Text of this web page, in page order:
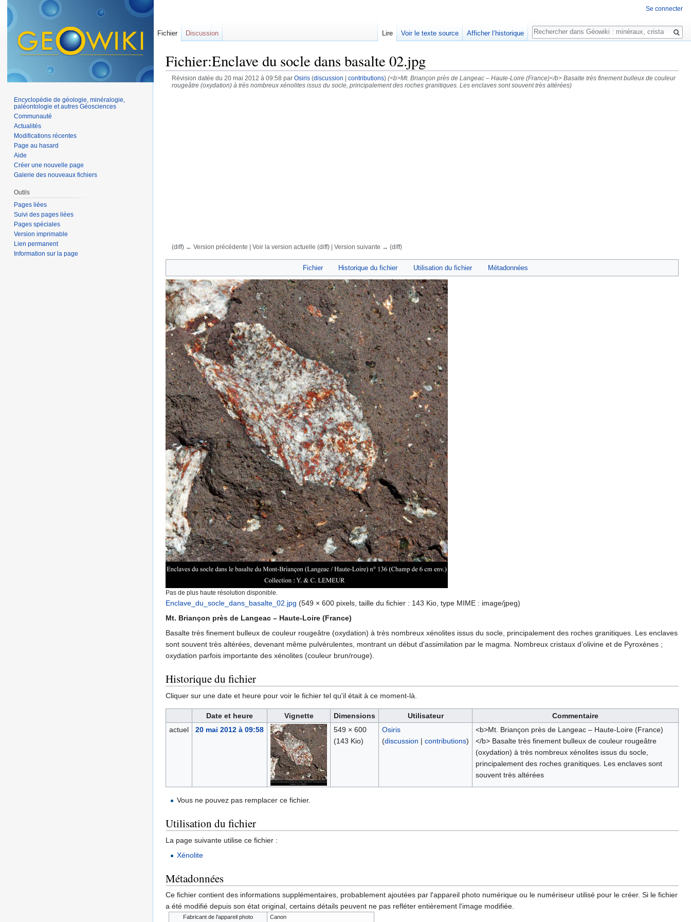
Fichier:Enclave du socle dans basalte 02.jpg
Révision datée du 20 mai 2012 à 09:58 par Osiris (discussion contributions) (<b>Mt. Briançon près de Langeac – Haute-Loire (France)</b> Basalte très finement bulleux de couleur
rougeâtre (oxydation) à très nombreux xénolites issus du socle, principalement des roches granitiques. Les enclaves sont souvent très altérées)
(diff) ← Version précédente | Voir la version actuelle (diff) | Version suivante → (diff)
Fichier Historique du fichier Utilisation du fichier Métadonnées
Pas de plus haute résolution disponible.
Enclave_du_socle_dans_basalte_02.jpg (549 × 600 pixels, taille du fichier : 143 Kio, type MIME : image/jpeg)
Mt. Briançon près de Langeac – Haute-Loire (France)
Basalte très finement bulleux de couleur rougeâtre (oxydation) à très nombreux xénolites issus du socle, principalement des roches granitiques. Les enclaves
sont souvent très altérées, devenant même pulvérulentes, montrant un début d'assimilation par le magma. Nombreux cristaux d’olivine et de Pyroxènes ;
oxydation parfois importante des xénolites (couleur brun/rouge).
Historique du fichier
Cliquer sur une date et heure pour voir le fichier tel qu'il était à ce moment-là.
Date et heure Vignette Dimensions Utilisateur
Commentaire
actuel
20 mai 2012 à 09:58
549 × 600
(143 Kio)
Osiris
(discussion | contributions)
<b>Mt. Briançon près de Langeac – Haute-Loire (France)
</b> Basalte très finement bulleux de couleur rougeâtre
(oxydation) à très nombreux xénolites issus du socle,
principalement des roches granitiques. Les enclaves sont
souvent très altérées
Vous ne pouvez pas remplacer ce fichier.
Utilisation du fichier
La page suivante utilise ce fichier :
Xénolite
Métadonnées
Ce fichier contient des informations supplémentaires, probablement ajoutées par l'appareil photo numérique ou le numériseur utilisé pour le créer. Si le fichier
a été modifié depuis son état original, certains détails peuvent ne pas refléter entièrement l'image modifiée.
Fabricant de l'appareil photo Canon
Se connecter
Fichier Discussion Lire Voir le texte source Afficher l’historique
Rechercher
Encyclopédie de géologie, minéralogie,
paléontologie et autres Géosciences
Communauté
Actualités
Modifications récentes
Page au hasard
Aide
Créer une nouvelle page
Galerie des nouveaux fichiers
Outils
Pages liées
Suivi des pages liées
Pages spéciales
Version imprimable
Lien permanent
Information sur la page